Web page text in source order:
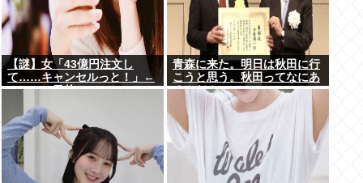
【謎】女「43億円注文し
て……キャンセルっと！」←
こいつの目的ｗ
青森に来た。明日は秋田に行
こうと思う。秋田ってなにあ
るんだ？